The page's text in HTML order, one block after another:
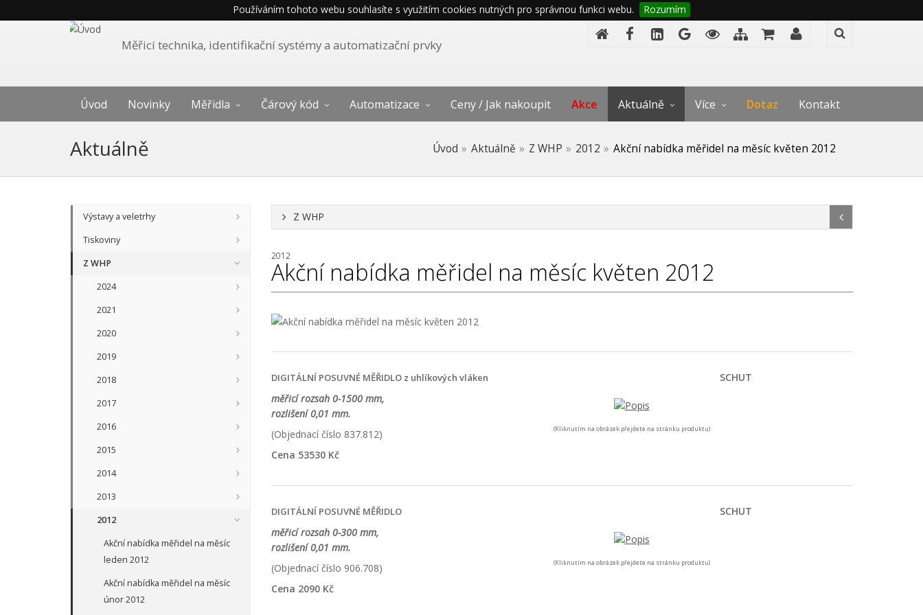
Používáním tohoto webu souhlasíte s využitím cookies nutných pro správnou funkci webu. Rozumím
Měřicí technika, identifikační systémy a automatizační prvky
Úvod Novinky Měřidla Čárový kód Automatizace Ceny / Jak nakoupit Akce Aktuálně Více Dotaz Kontakt
Aktuálně Úvod Aktuálně Z WHP 2012 Akční nabídka měřidel na měsíc květen 2012
Výstavy a veletrhy
Tiskoviny
Z WHP
2024
2021
2020
2019
2018
2017
2016
2015
2014
2013
2012
Akční nabídka měřidel na měsíc
leden 2012
Akční nabídka měřidel na měsíc
únor 2012
Z WHP
2012
Akční nabídka měřidel na měsíc květen 2012
DIGITÁLNÍ POSUVNÉ MĚŘIDLO z uhlíkových vláken
SCHUT
měřicí rozsah 0-1500 mm,
rozlišení 0,01 mm.
(Objednací číslo 837.812)
Cena 53530 Kč
(Kliknutím na obrázek přejdete na stránku produktu)
DIGITÁLNÍ POSUVNÉ MĚŘIDLO
SCHUT
měřicí rozsah 0-300 mm,
rozlišení 0,01 mm.
(Objednací číslo 906.708)
Cena 2090 Kč
(Kliknutím na obrázek přejdete na stránku produktu)